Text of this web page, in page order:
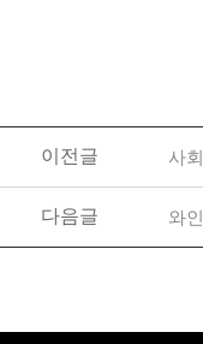
이전글 사
다음글 와